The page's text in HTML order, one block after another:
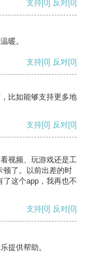
支持[0] 反对[0]
暖。
支持[0] 反对[0]
比如能够支持更多地
支持[0] 反对[0]
视频、玩游戏还是工
顿了。以前出差的时
这个app，我再也不
支持[0] 反对[0]
提供帮助。